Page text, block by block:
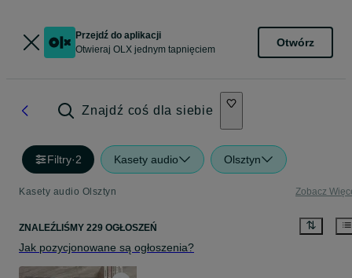
Przejdź do aplikacji
Otwieraj OLX jednym tapnięciem
Otwórz
Znajdź coś dla siebie
Filtry·2 Kasety audio Olsztyn
Kasety audio Olsztyn Zobacz
ZNALEŹLIŚMY 229 OGŁOSZEŃ
Jak pozycjonowane są ogłoszenia?